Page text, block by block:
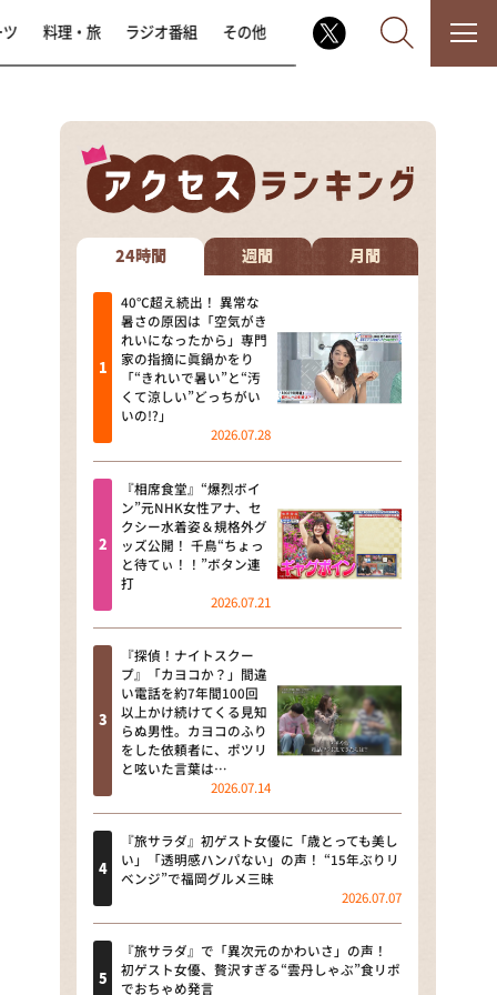
なるみ・岡村の過ぎるTV
相席食堂
これ余談なんですけど・・・
～人生密着トークバラエティ！
～ やすとものいたって真剣です
探偵！ナイトスクープ
news おかえり
河合＆A.B.C-Z塚田×福井アナ
「なんでやねん！？」（news お
かえり）
DAIGOも台所 ～きょうの献立 何
にする？～
本日はダイアンなり！シーズン２
朝だ！生です旅サラダ
教えて！ニュースライブ 正義の
ミカタ
ＬＩＦＥ～夢のカタチ～
新婚さんいらっしゃい！
ザキ山小屋本館
料理・旅 ラジオ番組 その他
24時間 週間 月間
40℃超え続出！ 異常な
暑さの原因は「空気がき
れいになったから」専門
家の指摘に眞鍋かをり
「“きれいで暑い”と“汚
くて涼しい”どっちがい
いの!?」
2026.07.28
『相席食堂』“爆烈ボイ
ン”元NHK女性アナ、セ
クシー水着姿＆規格外グ
ッズ公開！ 千鳥“ちょっ
と待てぃ！！”ボタン連
打
2026.07.21
『探偵！ナイトスクー
プ』「カヨコか？」間違
い電話を約7年間100回
以上かけ続けてくる見知
らぬ男性。カヨコのふり
をした依頼者に、ポツリ
と呟いた言葉は…
2026.07.14
『旅サラダ』初ゲスト女優に「歳とっても美し
い」「透明感ハンパない」の声！ “15年ぶりリ
ベンジ”で福岡グルメ三昧
2026.07.07
『旅サラダ』で「異次元のかわいさ」の声！
初ゲスト女優、贅沢すぎる“雲丹しゃぶ”食リポ
でおちゃめ発言